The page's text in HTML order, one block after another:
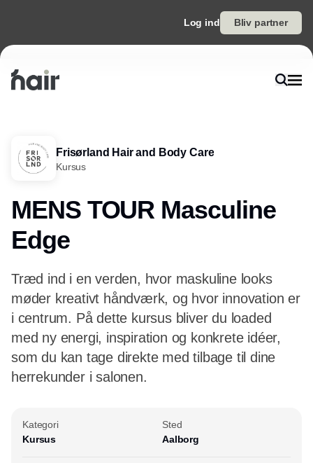
Log ind Bliv partner
Frisørland Hair and Body Care
Kursus
MENS TOUR Masculine
Edge
Træd ind i en verden, hvor maskuline looks
møder kreativt håndværk, og hvor innovation er
i centrum. På dette kursus bliver du loaded
med ny energi, inspiration og konkrete idéer,
som du kan tage direkte med tilbage til dine
herrekunder i salonen.
Kategori
Kursus
Sted
Aalborg